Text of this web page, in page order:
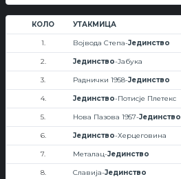
КОЛО УТАКМИЦА
1. Војвода Степа-Јединство
2. Јединство-Јабука
3. Раднички 1958-Јединство
4. Јединство-Потисје Плетекс
5. Нова Пазова 1957-Јединство
6. Јединство-Херцеговина
7. Металац-Јединство
8. Славија-Јединство